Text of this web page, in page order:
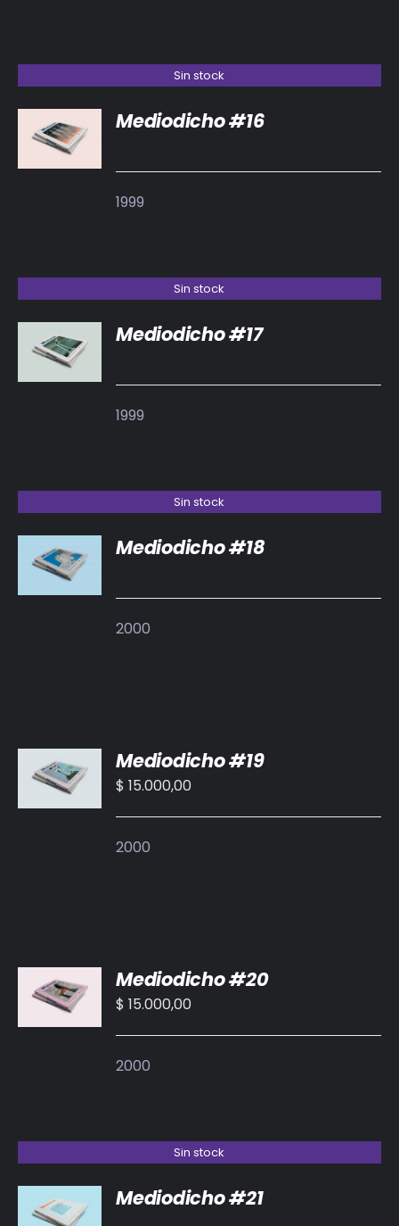
Sin stock
DETALLES
Mediodicho #16
1999
Sin stock
DETALLES
Mediodicho #17
1999
Sin stock
DETALLES
Mediodicho #18
2000
AL
CARRITO
/
Mediodicho #19
$ 15.000,00
2000
AL
CARRITO
/
Mediodicho #20
$ 15.000,00
2000
Sin stock
DETALLES
Mediodicho #21